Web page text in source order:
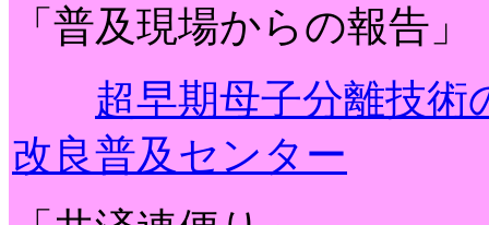
「普及現場からの報告」
超早期母子分離技
改良普及センター